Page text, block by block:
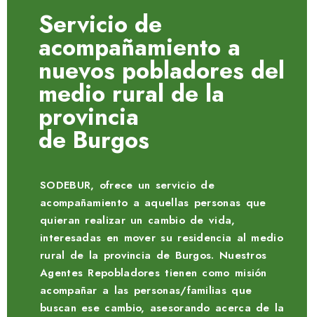
Servicio de
acompañamiento a
nuevos pobladores del
medio rural de la
provincia
de Burgos
SODEBUR, ofrece un servicio de
acompañamiento a aquellas personas que
quieran realizar un cambio de vida,
interesadas en mover su residencia al medio
rural de la provincia de Burgos. Nuestros
Agentes Repobladores tienen como misión
acompañar a las personas/familias que
buscan ese cambio, asesorando acerca de la